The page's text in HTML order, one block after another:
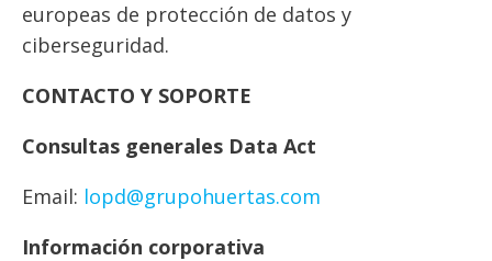
europeas de protección de datos y
ciberseguridad.
CONTACTO Y SOPORTE
Consultas generales Data Act
Email: lopd@grupohuertas.com
Información corporativa